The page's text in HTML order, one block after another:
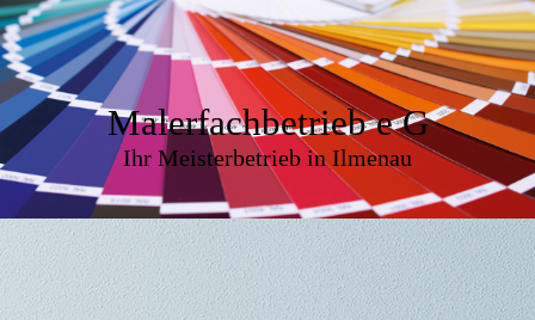
Malerfachbetrieb e G
Ihr Meisterbetrieb in Ilmenau